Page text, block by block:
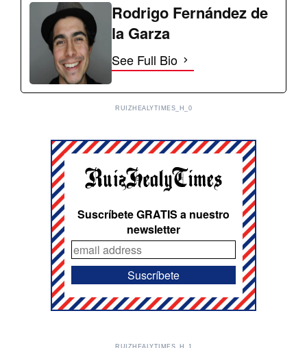
Rodrigo Fernández de
la Garza
See Full Bio
RUIZHEALYTIMES_H_0
Suscríbete GRATIS a nuestro
newsletter